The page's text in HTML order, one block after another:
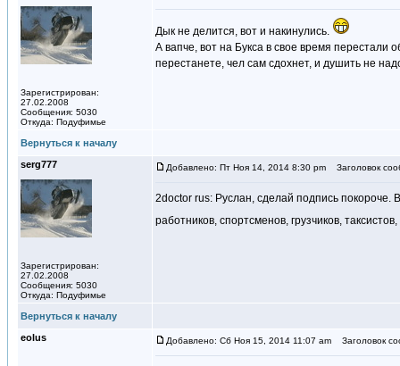
Зарегистрирован:
27.02.2008
Сообщения: 5030
Откуда: Подуфимье
Дык не делится, вот и накинулись.
А вапче, вот на Букса в свое время
перестанете, чел сам сдохнет, и душить не
Вернуться к началу
serg777
Зарегистрирован:
27.02.2008
Сообщения: 5030
Откуда: Подуфимье
Добавлено: Пт Ноя 14, 2014 8:30 pm Заголовок
2doctor rus: Руслан, сделай подпись
работников, спортсменов, грузчиков,
Вернуться к началу
eolus
Добавлено: Сб Ноя 15, 2014 11:07 am Заголовок